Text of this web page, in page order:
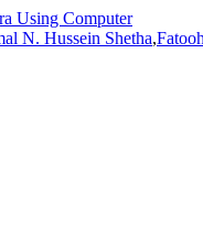
Using Computer
N. Hussein Shetha,